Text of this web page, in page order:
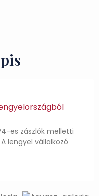
es zászlók melletti
lengyel vállalkozó